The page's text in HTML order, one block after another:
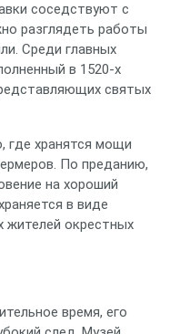
соседствуют с
разглядеть работы
Среди главных
в 1520‑х
святых
где хранятся мощи
По преданию,
на хороший
в виде
жителей окрестных
время, его